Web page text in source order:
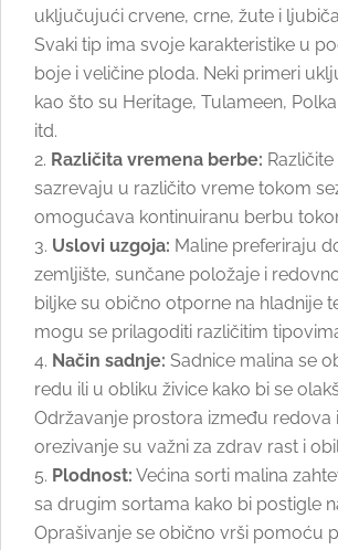
uključujući crvene, crne, žute i
Svaki tip ima svoje karakteristike u
boje i veličine ploda. Neki primeri
kao što su Heritage, Tulameen,
itd.
Različita vremena berbe:
sazrevaju u različito vreme tokom
omogućava kontinuiranu berbu
Uslovi uzgoja: Maline preferiraju
zemljište, sunčane položaje i
biljke su obično otporne na hladnije
mogu se prilagoditi različitim
Način sadnje: Sadnice malina se
redu ili u obliku živice kako bi se
Održavanje prostora između redova
orezivanje su važni za zdrav rast i
Plodnost: Većina sorti malina
sa drugim sortama kako bi postigle
Oprašivanje se obično vrši pomoću